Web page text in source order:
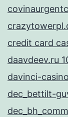
credit card
daavdeev.ru
davinci-casino
dec_bettilt-